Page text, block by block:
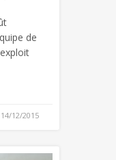
de
14/12/2015